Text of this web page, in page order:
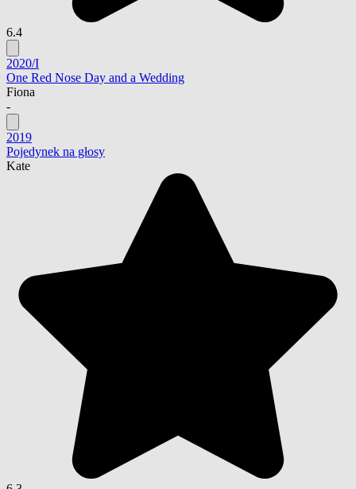
6.4
2020/I
One Red Nose Day and a Wedding
Fiona
-
2019
Pojedynek na głosy
Kate